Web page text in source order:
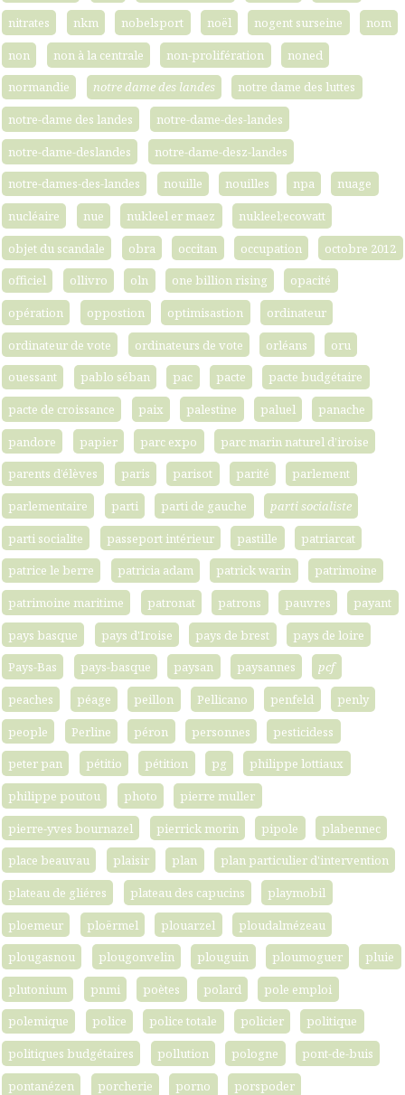
nitrates
nkm nobelsport noël nogent surseine
nom
non
non à la centrale non-prolifération
noned
normandie
notre dame des landes
notre dame des luttes
notre-dame des landes
notre-dame-des-landes
notre-dame-deslandes
notre-dame-desz-landes
notre-dames-des-landes
nouille nouilles npa
nuage
nucléaire
nue nukleel er maez
nukleel;ecowatt
objet du scandale
obra occitan occupation
octobre 2012
officiel
ollivro oln one billion rising
opacité
opération
oppostion optimisastion
ordinateur
ordinateur de vote
ordinateurs de vote orléans
oru
ouessant
pablo séban pac pacte
pacte budgétaire
pacte de croissance
paix palestine paluel
panache
pandore
papier parc expo
parc marin naturel d’iroise
parents d’élèves
paris parisot parité
parlement
parlementaire
parti parti de gauche
parti socialiste
parti socialite
passeport intérieur pastille
patriarcat
patrice le berre
patricia adam patrick warin
patrimoine
patrimoine maritime
patronat patrons pauvres
payant
pays basque
pays d'Iroise pays de brest
pays de loire
Pays-Bas
pays-basque paysan paysannes
pcf
peaches
péage peillon Pellicano penfeld
penly
people
Perline péron personnes
pesticidess
peter pan
pétitio pétition pg
philippe lottiaux
philippe poutou
photo
pierre muller
pierre-yves bournazel
pierrick morin pipole
plabennec
place beauvau
plaisir plan
plan particulier d'intervention
plateau de gliéres
plateau des capucins
playmobil
ploemeur
ploërmel plouarzel
ploudalmézeau
plougasnou
plougonvelin plouguin ploumoguer
pluie
plutonium
pnmi poètes polard
pole emploi
polemique
police police totale policier
politique
politiques budgétaires
pollution pologne
pont-de-buis
pontanézen
porcherie porno
porspoder